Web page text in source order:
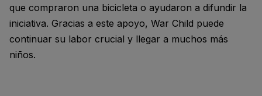
que compraron una bicicleta o ayudaron a difundir la
iniciativa. Gracias a este apoyo, War Child puede
continuar su labor crucial y llegar a muchos más
niños.